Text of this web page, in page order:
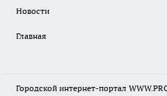
Новости
Главная
Городской интернет-портал